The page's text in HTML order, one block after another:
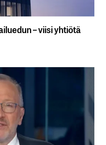
– viisi yhtiötä